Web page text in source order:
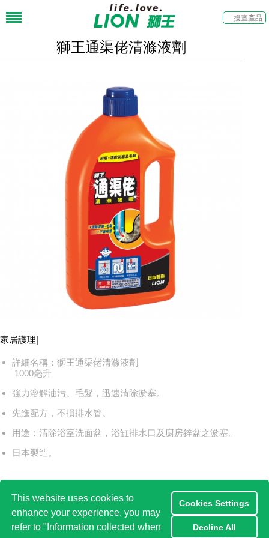
This website uses cookies to
enhance your experience. you may
refer to "Information collected when
Cookies Settings
Decline All
獅王通渠佬清滌液劑
家居護理|
詳細名稱：獅王通渠佬清滌液劑
1000毫升
強力溶解油污、毛髮，迅速清除淤塞。
先進配方，不損排水管。
用途：清除浴室洗面盆，浴缸排水口及廚房鋅盆之淤塞。
日本製造。
返回